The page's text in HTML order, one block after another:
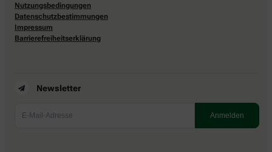
Nutzungsbedingungen
Datenschutzbestimmungen
Impressum
Barrierefreiheitserklärung
Newsletter